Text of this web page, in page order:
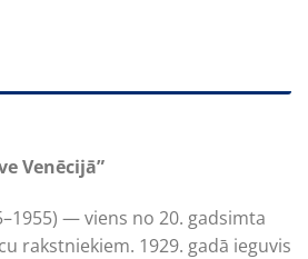
Venēcijā”
— viens no 20. gadsimta
rakstniekiem. 1929. gadā ieguvis